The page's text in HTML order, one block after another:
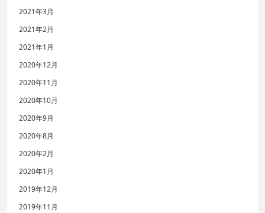
2021年3月
2021年2月
2021年1月
2020年12月
2020年11月
2020年10月
2020年9月
2020年8月
2020年2月
2020年1月
2019年12月
2019年11月